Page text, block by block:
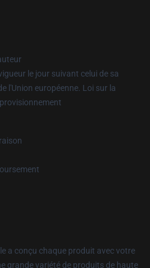
le jour suivant celui de sa
l'Union européenne. Loi sur la
a conçu chaque produit avec votre
grande variété de produits de haute